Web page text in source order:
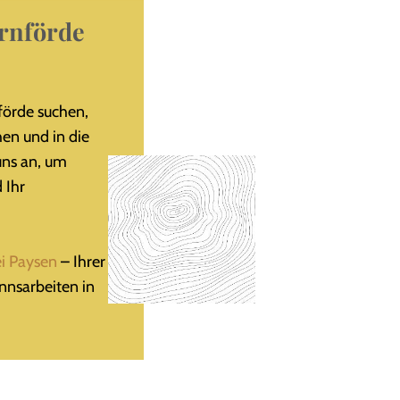
suchen,
und in die
an, um
Ihr
Paysen – Ihrer
in